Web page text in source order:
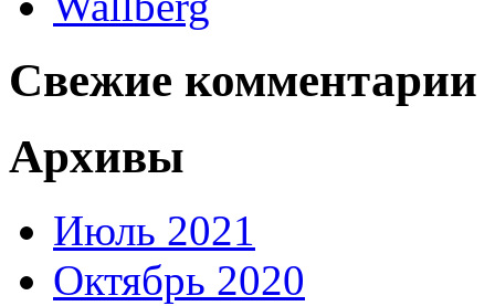
Свежие комментарии
Архивы
Июль 2021
Октябрь 2020